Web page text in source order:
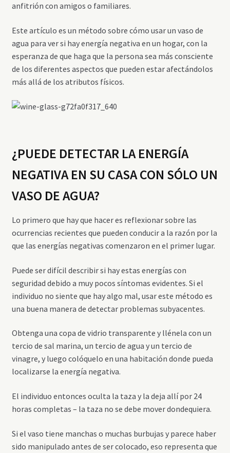
anfitrión con amigos o familiares.
Este artículo es un método sobre cómo usar un vaso de
agua para ver si hay energía negativa en un hogar, con la
esperanza de que haga que la persona sea más consciente
de los diferentes aspectos que pueden estar afectándolos
más allá de los atributos físicos.
¿PUEDE DETECTAR LA ENERGÍA
NEGATIVA EN SU CASA CON SÓLO UN
VASO DE AGUA?
Lo primero que hay que hacer es reflexionar sobre las
ocurrencias recientes que pueden conducir a la razón por la
que las energías negativas comenzaron en el primer lugar.
Puede ser difícil describir si hay estas energías con
seguridad debido a muy pocos síntomas evidentes. Si el
individuo no siente que hay algo mal, usar este método es
una buena manera de detectar problemas subyacentes.
Obtenga una copa de vidrio transparente y llénela con un
tercio de sal marina, un tercio de agua y un tercio de
vinagre, y luego colóquelo en una habitación donde pueda
localizarse la energía negativa.
El individuo entonces oculta la taza y la deja allí por 24
horas completas – la taza no se debe mover dondequiera.
Si el vaso tiene manchas o muchas burbujas y parece haber
sido manipulado antes de ser colocado, eso representa que